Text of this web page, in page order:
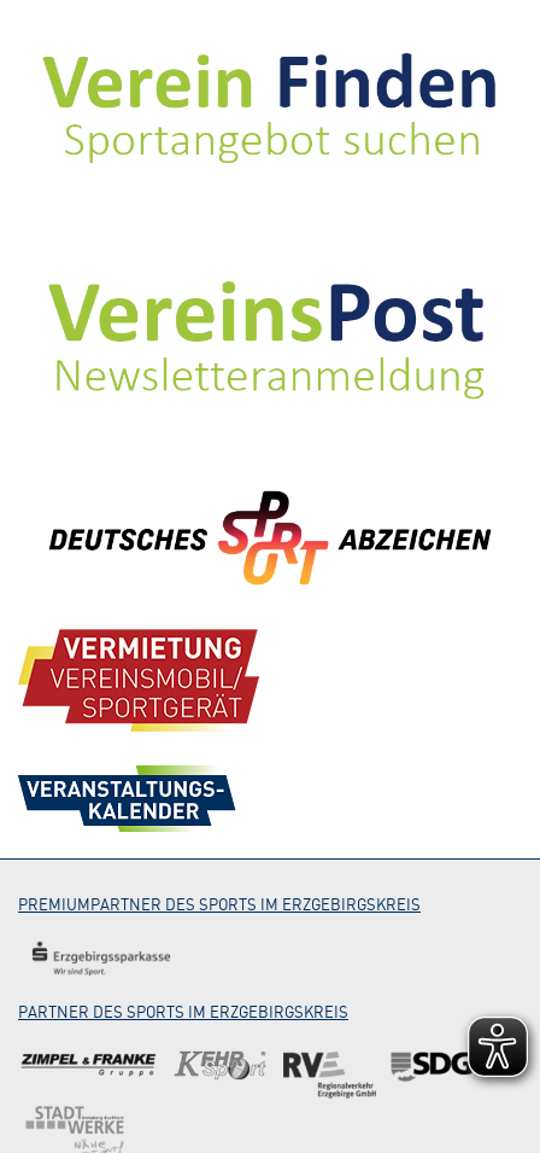
PREMIUMPARTNER DES SPORTS IM ERZGEBIRGSKREIS
PARTNER DES SPORTS IM ERZGEBIRGSKREIS